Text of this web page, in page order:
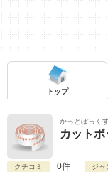
かっとぼっく
カット
クチコミ 0件 ジャ
トップ